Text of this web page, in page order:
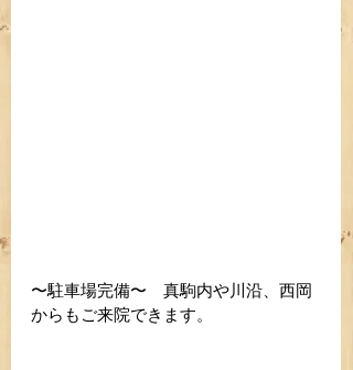
〜駐車場完備〜　真駒内や川沿、西岡
からもご来院できます。